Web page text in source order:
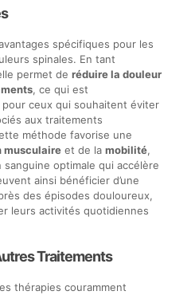
spécifiques pour les
spinales. En tant
permet de réduire la douleur
, ce qui est
ceux qui souhaitent éviter
aux traitements
méthode favorise une
musculaireet de la mobilité,
optimale qui accélère
ainsi bénéficier d’une
des épisodes douloureux,
leurs activités quotidiennes
Traitements
thérapies couramment